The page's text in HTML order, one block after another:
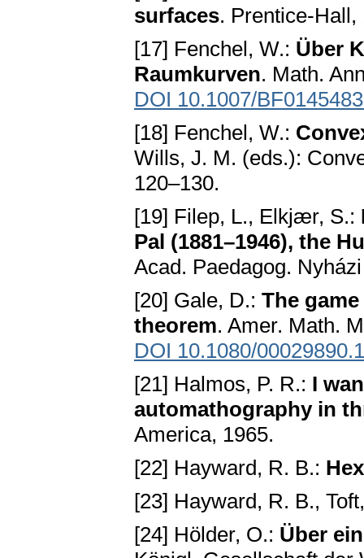
surfaces. Prentice-Hall,
[17] Fenchel, W.: Über
Raumkurven. Math.
DOI 10.1007/
[18] Fenchel, W.:
Wills, J. M. (eds.):
120–130.
[19] Filep, L., Elkjær, S.:
Pal (1881–1946), the
Acad. Paedagog.
[20] Gale, D.: The
theorem. Amer. Math.
DOI 10.1080/
[21] Halmos, P. R.: I
automathography in
America, 1965.
[22] Hayward, R. B.:
[23] Hayward, R. B.,
[24] Hölder, O.: Über